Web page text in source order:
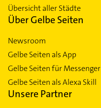
Übersicht aller Städte
Über Gelbe Seiten
Newsroom
Gelbe Seiten als App
Gelbe Seiten für Messenger
Gelbe Seiten als Alexa Skill
Unsere Partner